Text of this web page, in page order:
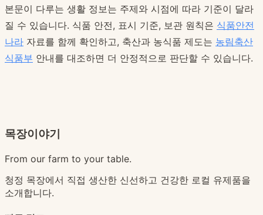
본문이 다루는 생활 정보는 주제와 시점에 따라 기준이 달라
질 수 있습니다. 식품 안전, 표시 기준, 보관 원칙은 식품안전
나라 자료를 함께 확인하고, 축산과 농식품 제도는 농림축산
식품부 안내를 대조하면 더 안정적으로 판단할 수 있습니다.
목장이야기
From our farm to your table.
청정 목장에서 직접 생산한 신선하고 건강한 로컬 유제품을
소개합니다.